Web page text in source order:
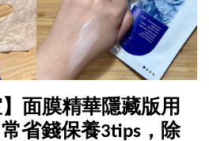
】面膜精華隱藏版用
省錢保養3tips，除